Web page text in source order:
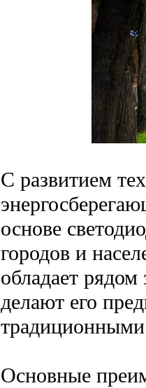
С развитием
основе
городов и
обладает
делают его
традиционными
Основные